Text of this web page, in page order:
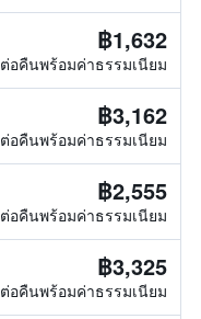
฿1,632
ต่อคืนพร้อมค่าธรรมเนียม
฿3,162
ต่อคืนพร้อมค่าธรรมเนียม
฿2,555
ต่อคืนพร้อมค่าธรรมเนียม
฿3,325
ต่อคืนพร้อมค่าธรรมเนียม